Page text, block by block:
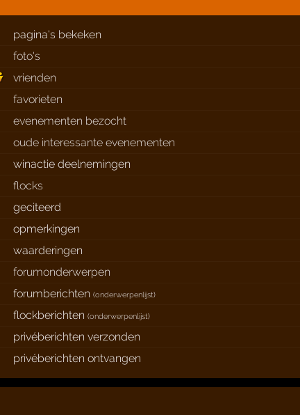
pagina's bekeken
foto's
vrienden
favorieten
evenementen bezocht
oude interessante evenementen
winactie deelnemingen
flocks
geciteerd
opmerkingen
waarderingen
forumonderwerpen
forumberichten(onderwerpenlijst)
flockberichten(onderwerpenlijst)
privéberichten verzonden
privéberichten ontvangen